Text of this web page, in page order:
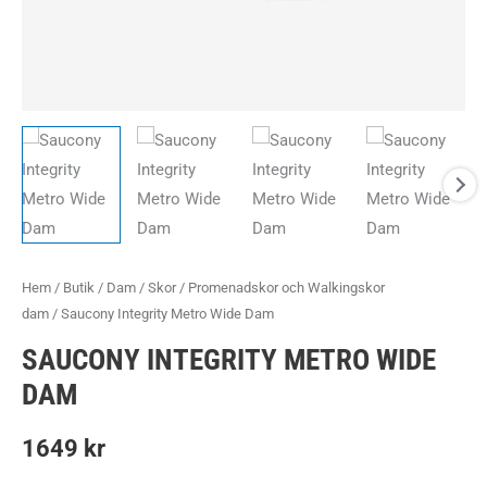
Hem / Butik / Dam / Skor/ Promenadskor och Walkingskor
dam / Saucony Integrity Metro Wide Dam
SAUCONY INTEGRITY METRO WIDE
DAM
1649 kr